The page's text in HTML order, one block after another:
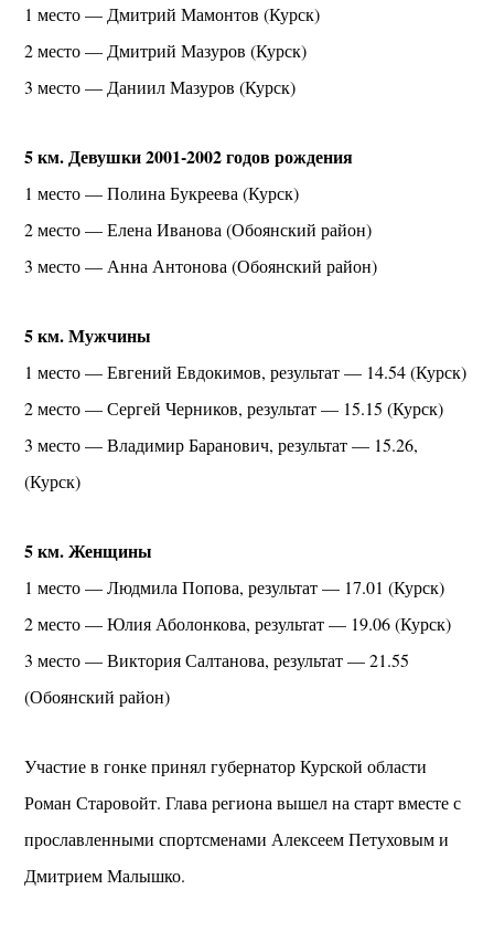
1 место — Дмитрий Мамонтов (Курск)
2 место — Дмитрий Мазуров (Курск)
3 место — Даниил Мазуров (Курск)
5 км. Девушки 2001-2002 годов рождения
1 место — Полина Букреева (Курск)
2 место — Елена Иванова (Обоянский район)
3 место — Анна Антонова (Обоянский район)
5 км. Мужчины
1 место — Евгений Евдокимов, результат — 14.54 (Курск)
2 место — Сергей Черников, результат — 15.15 (Курск)
3 место — Владимир Баранович, результат — 15.26,
(Курск)
5 км. Женщины
1 место — Людмила Попова, результат — 17.01 (Курск)
2 место — Юлия Аболонкова, результат — 19.06 (Курск)
3 место — Виктория Салтанова, результат — 21.55
(Обоянский район)
Участие в гонке принял губернатор Курской области
Роман Старовойт. Глава региона вышел на старт вместе с
прославленными спортсменами Алексеем Петуховым и
Дмитрием Малышко.